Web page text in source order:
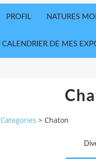
PROFIL NATURES
CALENDRIER DE MES
Categories > Chaton